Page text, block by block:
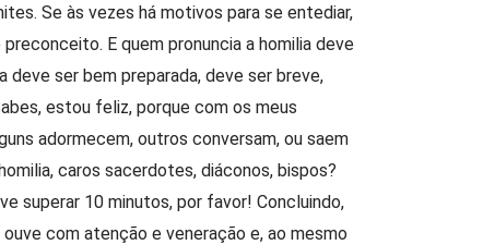
Se às vezes há motivos para se entediar,
E quem pronuncia a homilia deve
deve ser bem preparada, deve ser breve,
estou feliz, porque com os meus
adormecem, outros conversam, ou saem
caros sacerdotes, diáconos, bispos?
superar 10 minutos, por favor! Concluindo,
com atenção e veneração e, ao mesmo